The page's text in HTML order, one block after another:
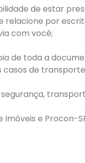
de estar
relacione por
com você;
de toda a
casos de
Imóveis e Procon-